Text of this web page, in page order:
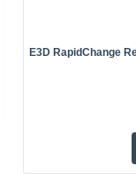
E3D RapidChange